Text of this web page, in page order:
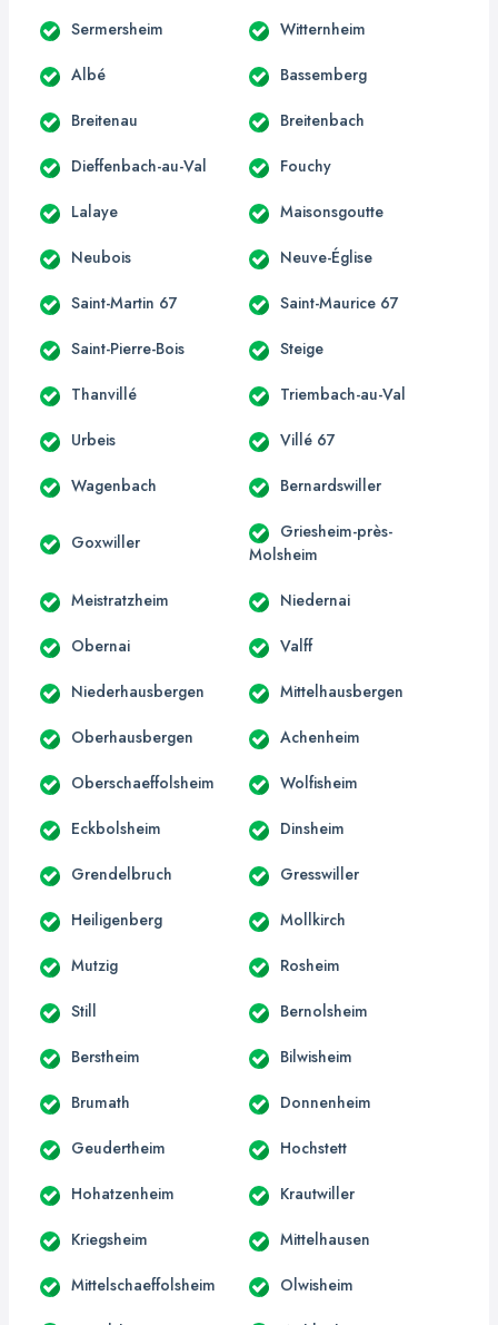
Sermersheim Witternheim
Albé Bassemberg
Breitenau Breitenbach
Dieffenbach-au-Val Fouchy
Lalaye Maisonsgoutte
Neubois Neuve-Église
Saint-Martin 67 Saint-Maurice 67
Saint-Pierre-Bois Steige
Thanvillé Triembach-au-Val
Urbeis Villé 67
Wagenbach Bernardswiller
Goxwiller
Griesheim-près-
Molsheim
Meistratzheim Niedernai
Obernai Valff
Niederhausbergen Mittelhausbergen
Oberhausbergen Achenheim
Oberschaeffolsheim Wolfisheim
Eckbolsheim Dinsheim
Grendelbruch Gresswiller
Heiligenberg Mollkirch
Mutzig Rosheim
Still Bernolsheim
Berstheim Bilwisheim
Brumath Donnenheim
Geudertheim Hochstett
Hohatzenheim Krautwiller
Kriegsheim Mittelhausen
Mittelschaeffolsheim Olwisheim